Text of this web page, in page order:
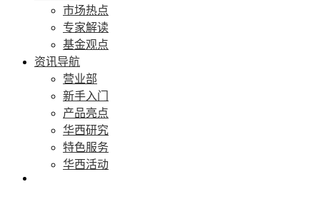
市场热点
专家解读
基金观点
资讯导航
营业部
新手入门
产品亮点
华西研究
特色服务
华西活动